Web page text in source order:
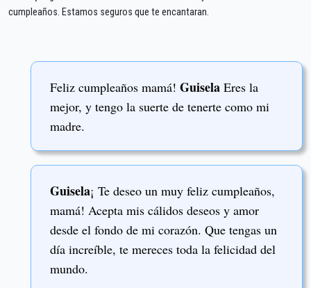
cumpleaños. Estamos seguros que te encantaran.
Feliz cumpleaños mamá! Guisela Eres la
mejor, y tengo la suerte de tenerte como mi
madre.
Guisela¡ Te deseo un muy feliz cumpleaños,
mamá! Acepta mis cálidos deseos y amor
desde el fondo de mi corazón. Que tengas un
día increíble, te mereces toda la felicidad del
mundo.